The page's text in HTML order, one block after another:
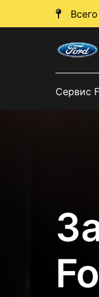
Всего
Сервис